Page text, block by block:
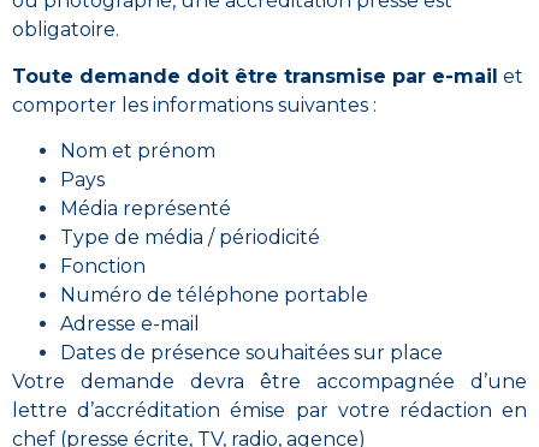
obligatoire.
Toute demande doit être transmise par e-mail et
comporter les informations suivantes :
Nom et prénom
Pays
Média représenté
Type de média / périodicité
Fonction
Numéro de téléphone portable
Adresse e-mail
Dates de présence souhaitées sur place
Votre demande devra être accompagnée d’une
lettre d’accréditation émise par votre rédaction en
chef (presse écrite, TV, radio, agence)